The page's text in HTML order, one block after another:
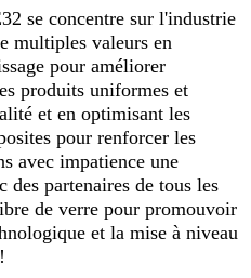
se concentre sur l'industrie
multiples valeurs en
pour améliorer
produits uniformes et
et en optimisant les
pour renforcer les
avec impatience une
des partenaires de tous les
de verre pour promouvoir
et la mise à niveau